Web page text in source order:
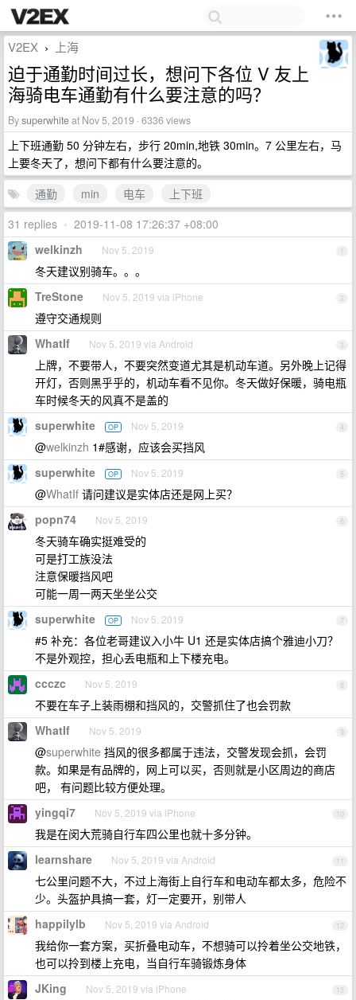
V2EX › 上海
迫于通勤时间过长，想问下各位 V 友上
海骑电车通勤有什么要注意的吗？
Bysuperwhiteat Nov 5, 2019 · 6336 views
上下班通勤 50 分钟左右，步行 20min,地铁 30min。7 公里左右，马
上要冬天了，想问下都有什么要注意的。
通勤
min 电车
上下班
31 replies • 2019-11-08 17:26:37 +08:00
1
welkinzh Nov 5, 2019
冬天建议别骑车。。。
2
TreStone Nov 5, 2019 via iPhone
遵守交通规则
3
WhatIf Nov 5, 2019 via Android
上牌，不要带人，不要突然变道尤其是机动车道。另外晚上记得
开灯，否则黑乎乎的，机动车看不见你。冬天做好保暖，骑电瓶
车时候冬天的风真不是盖的
4
superwhite OP Nov 5, 2019
@welkinzh 1#感谢，应该会买挡风
5
superwhite OP Nov 5, 2019
@WhatIf 请问建议是实体店还是网上买？
6
popn74 Nov 5, 2019
冬天骑车确实挺难受的
可是打工族没法
注意保暖挡风吧
可能一周一两天坐坐公交
7
superwhite OP Nov 5, 2019
#5 补充：各位老哥建议入小牛 U1 还是实体店搞个雅迪小刀？
不是外观控，担心丢电瓶和上下楼充电。
8
ccczc Nov 5, 2019
不要在车子上装雨棚和挡风的，交警抓住了也会罚款
9
WhatIf Nov 5, 2019
@superwhite 挡风的很多都属于违法，交警发现会抓，会罚
款。如果是有品牌的，网上可以买，否则就是小区周边的商店
吧， 有问题比较方便处理。
10
yingqi7 Nov 5, 2019 via iPhone
我是在闵大荒骑自行车四公里也就十多分钟。
11
learnshare Nov 5, 2019 via Android
七公里问题不大，不过上海街上自行车和电动车都太多，危险不
少。头盔护具搞一套，灯一定要开，别带人
12
happilylb Nov 5, 2019 via Android
我给你一套方案，买折叠电动车，不想骑可以拎着坐公交地铁，
也可以拎到楼上充电，当自行车骑锻炼身体
13
JKing Nov 5, 2019 via iPhone